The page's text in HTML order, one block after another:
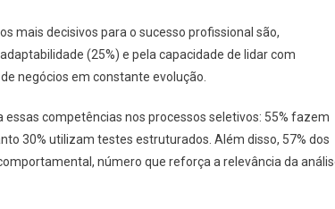
mais decisivos para o sucesso profissional são,
(25%) e pela capacidade de lidar com
negócios em constante evolução.
competências nos processos seletivos: 55% fazem
30% utilizam testes estruturados. Além disso, 57% dos
número que reforça a relevância da